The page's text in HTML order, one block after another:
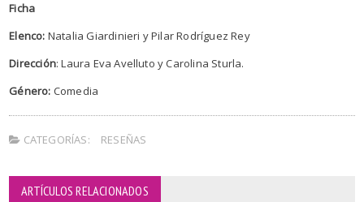
Ficha
Elenco: Natalia Giardinieri y Pilar Rodríguez Rey
Dirección: Laura Eva Avelluto y Carolina Sturla.
Género: Comedia
CATEGORÍAS: RESEÑAS
ARTÍCULOS RELACIONADOS